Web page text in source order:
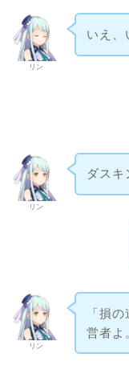
リン
いえ、
リン
ダスキ
リン
「損
営者よ